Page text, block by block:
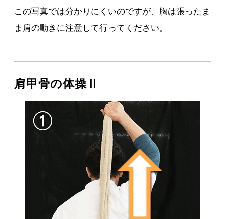
この写真では分かりにくいのですが、胸は張ったま
ま肩の動きに注意して行ってください。
肩甲骨の体操Ⅱ